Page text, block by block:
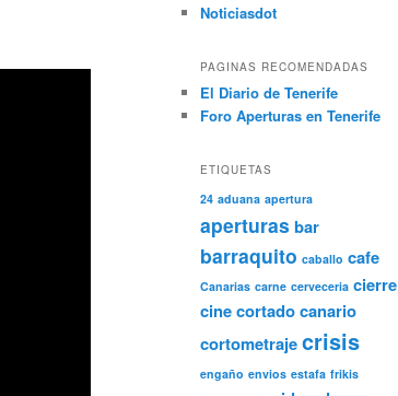
Noticiasdot
PAGINAS RECOMENDADAS
El Diario de Tenerife
Foro Aperturas en Tenerife
ETIQUETAS
24 aduana apertura
aperturas bar
barraquito caballo cafe
Canarias carne cerveceria cierre
cinecortado canario
cortometrajecrisis
engaño envios estafa frikis